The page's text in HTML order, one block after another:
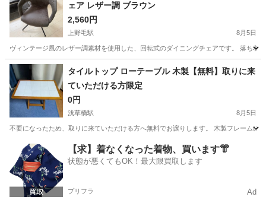
ェア レザー調 ブラウン
2,560円
上野毛駅 8月5日
ヴィンテージ風のレザー調素材を使用した、回転式のダイニングチェアです。 落ち
東京 世田谷区 上野毛駅
タイルトップ ローテーブル 木製【無料】取りに来
ていただける方限定
0円
浅草橋駅 8月5日
不要になったため、取りに来ていただける方へ無料でお譲りします。 木製フレーム
東京 台東区 浅草橋駅 テーブル
【求】着なくなった着物、買います👘
状態が悪くてもOK！最大限買取します
プリフラ Ad